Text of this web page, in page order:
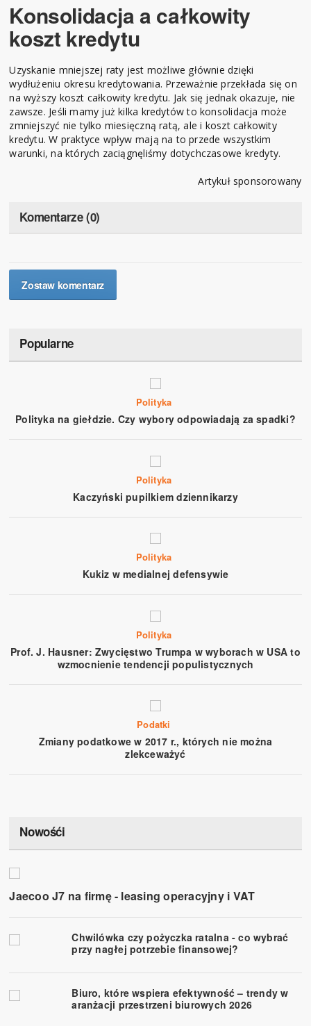
Konsolidacja a całkowity
koszt kredytu
Uzyskanie mniejszej raty jest możliwe głównie dzięki
wydłużeniu okresu kredytowania. Przeważnie przekłada się on
na wyższy koszt całkowity kredytu. Jak się jednak okazuje, nie
zawsze. Jeśli mamy już kilka kredytów to konsolidacja może
zmniejszyć nie tylko miesięczną ratą, ale i koszt całkowity
kredytu. W praktyce wpływ mają na to przede wszystkim
warunki, na których zaciągnęliśmy dotychczasowe kredyty.
Artykuł sponsorowany
Komentarze (0)
Zostaw komentarz
Popularne
Polityka
Polityka na giełdzie. Czy wybory odpowiadają za spadki?
Polityka
Kaczyński pupilkiem dziennikarzy
Polityka
Kukiz w medialnej defensywie
Polityka
Prof. J. Hausner: Zwycięstwo Trumpa w wyborach w USA to
wzmocnienie tendencji populistycznych
Podatki
Zmiany podatkowe w 2017 r., których nie można
zlekceważyć
Nowośći
Jaecoo J7 na firmę - leasing operacyjny i VAT
Chwilówka czy pożyczka ratalna - co wybrać
przy nagłej potrzebie finansowej?
Biuro, które wspiera efektywność – trendy w
aranżacji przestrzeni biurowych 2026